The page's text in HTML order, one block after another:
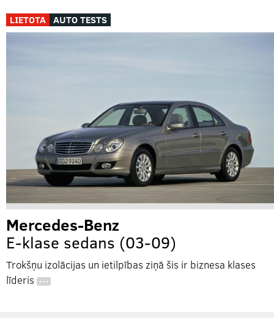
LIETOTA AUTO TESTS
Mercedes-Benz
E-klase sedans (03-09)
Trokšņu izolācijas un ietilpības ziņā šis ir biznesa klases
līderis …